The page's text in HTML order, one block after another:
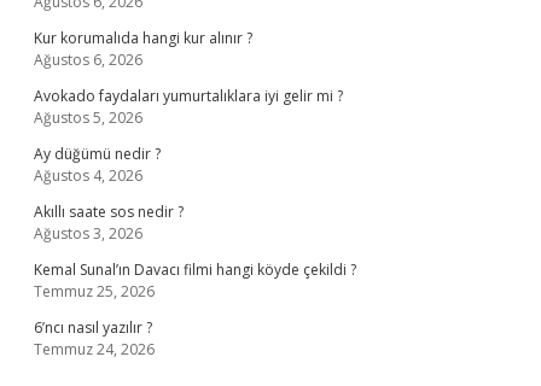
Kur korumalıda hangi kur alınır ?
Ağustos 6, 2026
Avokado faydaları yumurtalıklara iyi gelir mi ?
Ağustos 5, 2026
Ay düğümü nedir ?
Ağustos 4, 2026
Akıllı saate sos nedir ?
Ağustos 3, 2026
Kemal Sunal’ın Davacı filmi hangi köyde çekildi ?
Temmuz 25, 2026
6’ncı nasıl yazılır ?
Temmuz 24, 2026